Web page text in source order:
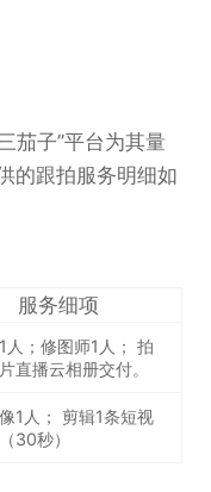
茄子”平台为其量
的跟拍服务明细如
服务细项
人；修图师1人； 拍
直播云相册交付。
1人； 剪辑1条短视
30秒）